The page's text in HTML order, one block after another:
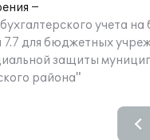
учета на
7.7 для бюджетных
защиты
района"